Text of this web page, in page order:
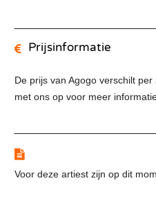
Prijsinformatie
De prijs van Agogo verschilt
met ons op voor meer
Voor deze artiest zijn op dit